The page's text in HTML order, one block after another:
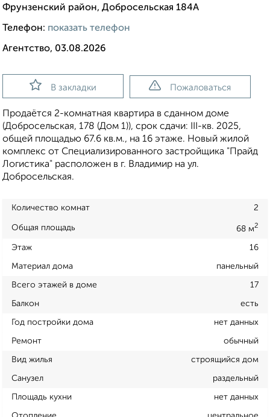
Фрунзенский район, Добросельская 184А
Телефон: показать телефон
Агентство, 03.08.2026
В закладки Пожаловаться
Продаётся 2-комнатная квартира в сданном доме
(Добросельская, 178 (Дом 1)), срок сдачи: III-кв. 2025,
общей площадью 67.6 кв.м., на 16 этаже. Новый жилой
комплекс от Специализированного застройщика "Прайд
Логистика" расположен в г. Владимир на ул.
Добросельская.
Количество комнат 2
Общая площадь 68 м2
Этаж 16
Материал дома панельный
Всего этажей в доме 17
Балкон есть
Год постройки дома нет данных
Ремонт обычный
Вид жилья строящийся дом
Санузел раздельный
Площадь кухни нет данных